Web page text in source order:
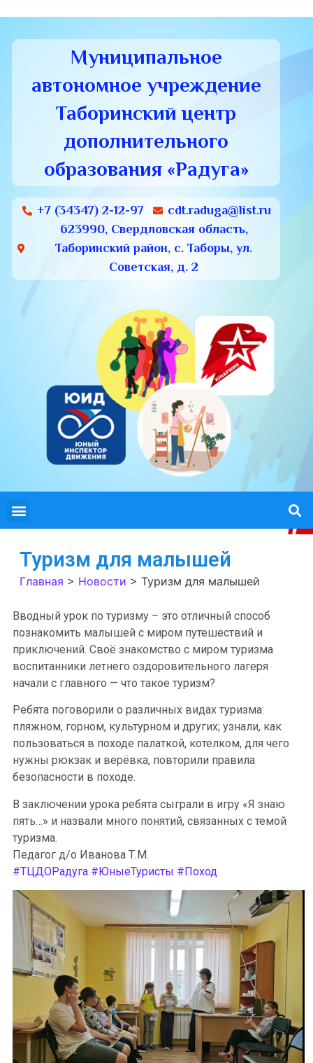
Муниципальное
автономное учреждение
Таборинский центр
дополнительного
образования «Радуга»
+7 (34347) 2-12-97
cdt.raduga@list.ru
623990, Свердловская область,
Таборинский район, с. Таборы, ул.
Советская, д. 2
Туризм для малышей
Главная > Новости > Туризм для малышей
Вводный урок по туризму – это отличный способ
познакомить малышей с миром путешествий и
приключений. Своё знакомство с миром туризма
воспитанники летнего оздоровительного лагеря
начали с главного — что такое туризм?
Ребята поговорили о различных видах туризма:
пляжном, горном, культурном и других; узнали, как
пользоваться в походе палаткой, котелком, для чего
нужны рюкзак и верёвка, повторили правила
безопасности в походе.
В заключении урока ребята сыграли в игру «Я знаю
пять…» и назвали много понятий, связанных с темой
туризма.
Педагог д/о Иванова Т.М.
#ТЦДОРадуга #ЮныеТуристы #Поход